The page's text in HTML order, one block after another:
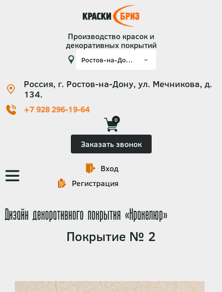
Производство красок и
декоративных покрытий
Россия, г. Ростов-на-Дону, ул. Мечникова, д.
134.
+7 928 296-19-64
0
Заказать звонок
Основная
навигация
Вход
Регистрация
Дизайн декоративного покрытия «Кракелюр»
Покрытие № 2